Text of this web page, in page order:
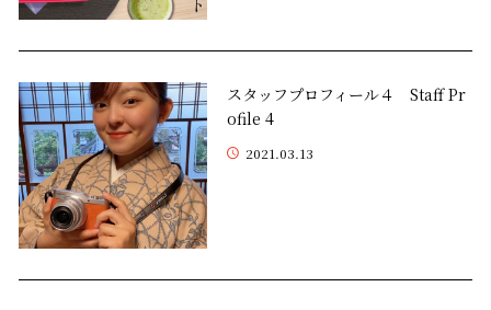
スタッフプロフィール４ Staff Pr
ofile 4
2021.03.13